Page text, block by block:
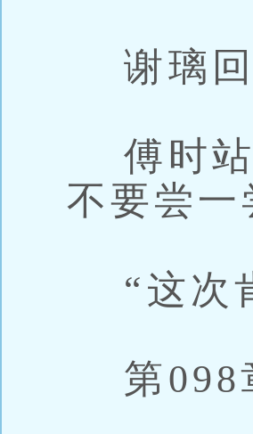
谢璃回
傅时站
不要尝一
“这次
第098